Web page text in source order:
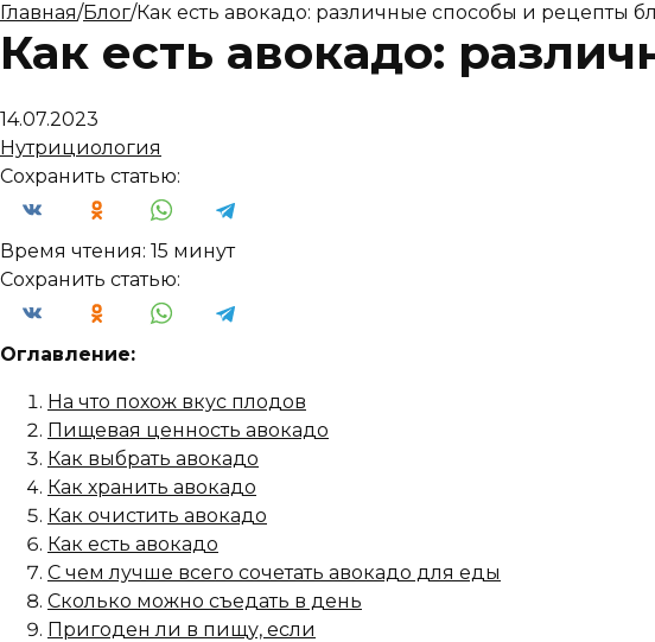
Главная/Блог/Как есть авокадо: различные способы и рецепты
Как есть авокадо:
14.07.2023
Нутрициология
Сохранить статью:
Время чтения: 15 минут
Сохранить статью:
Оглавление:
На что похож вкус плодов
Пищевая ценность авокадо
Как выбрать авокадо
Как хранить авокадо
Как очистить авокадо
Как есть авокадо
С чем лучше всего сочетать авокадо для еды
Сколько можно съедать в день
Пригоден ли в пищу, если